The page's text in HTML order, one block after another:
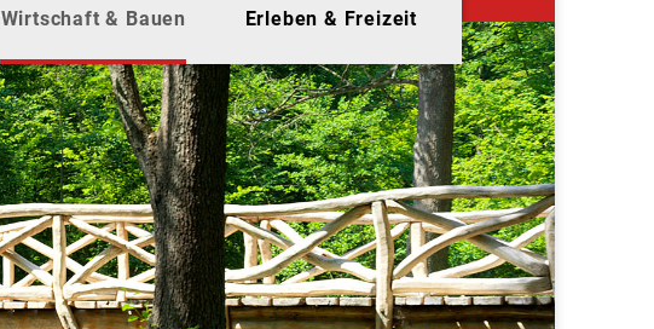
Wirtschaft & Bauen Erleben & Freizeit